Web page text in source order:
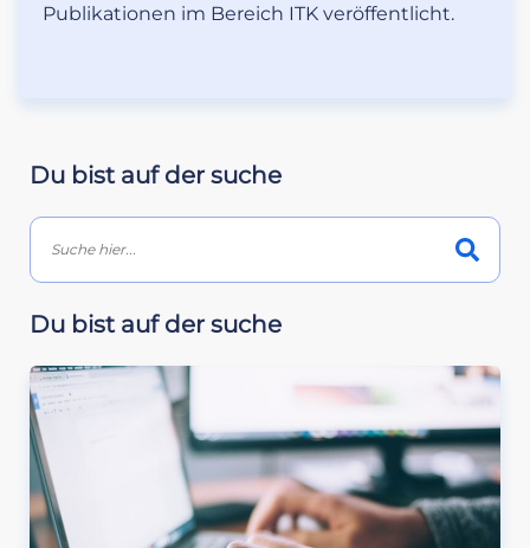
Publikationen im Bereich ITK veröffentlicht.
Du bist auf der suche
Du bist auf der suche